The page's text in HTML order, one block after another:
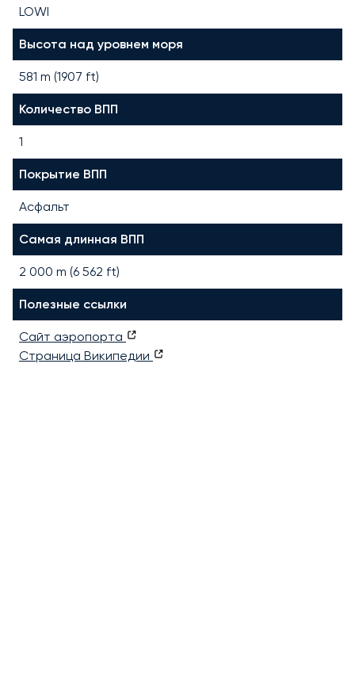
LOWI
Высота над уровнем моря
581 m (1907 ft)
Количество ВПП
1
Покрытие ВПП
Асфальт
Самая длинная ВПП
2 000 m (6 562 ft)
Полезные ссылки
Сайт аэропорта
Страница Википедии